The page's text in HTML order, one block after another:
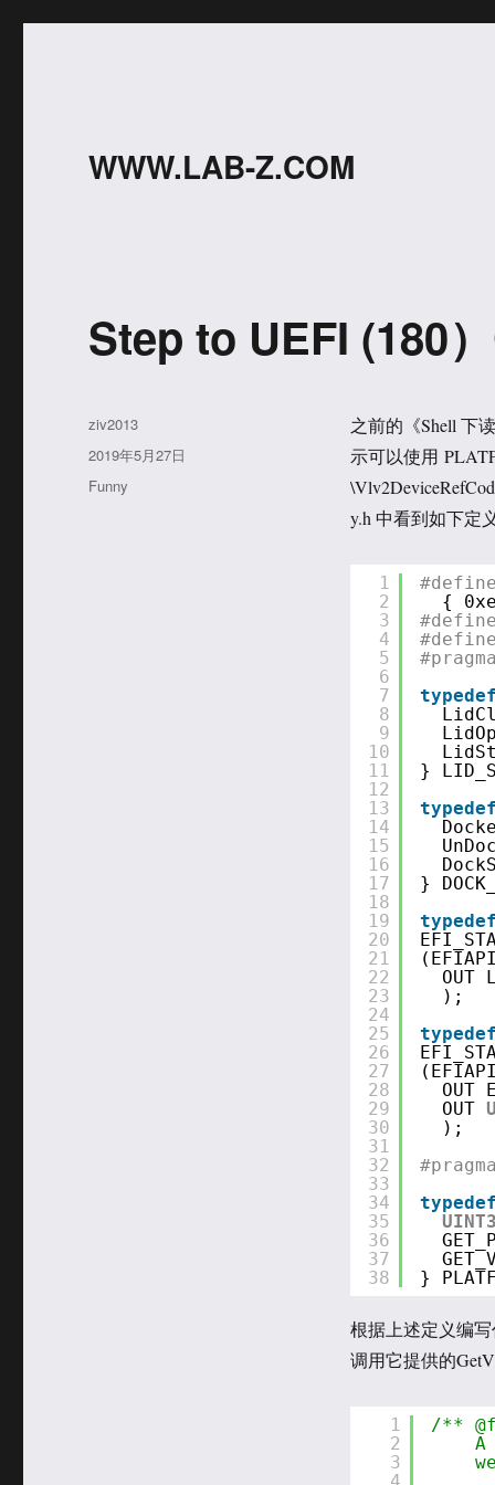
WWW.LAB-Z.COM
Step to UEFI (180
之前的《Shell 下
示可以使用
y.h 中看到如下定
1
2
3
4
5
6
7
8
9
10
11
12
13
14
15
16
17
18
19
20
21
22
23
24
25
26
27
28
29
30
31
32
33
34
35
36
37
38
#define
{
#define
#define
typedef
}
typedef
}
typedef
OUT
);
typedef
OUT
OUT
);
typedef
}
根据上述定义编
调用它提供的
1
2
3
/**
作
者
ziv2013
发
布
2019年5月27日
分
Funny